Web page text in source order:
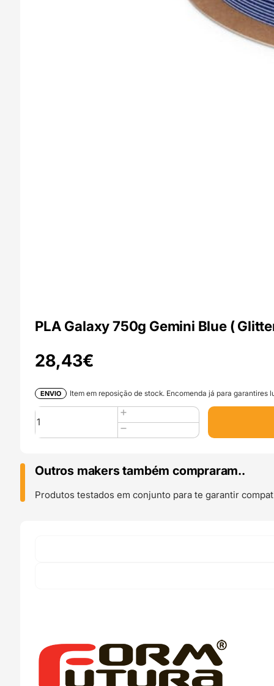
PLA Galaxy 750g Gemini Blue (
28,43€
ENVIO Item em reposição de stock. Encomenda já para garantires
Quantidade
de
PLA
750g
Blue
Outros makers também compraram..
Produtos testados em conjunto para te garantir